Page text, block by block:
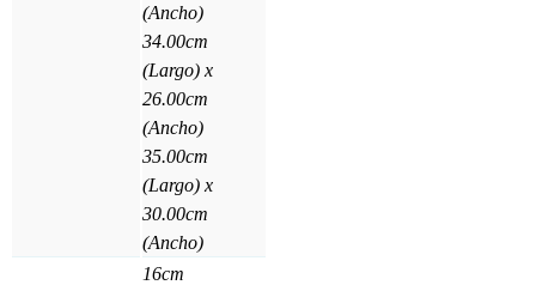
(Ancho)
34.00cm
(Largo) x
26.00cm
(Ancho)
35.00cm
(Largo) x
30.00cm
(Ancho)
16cm